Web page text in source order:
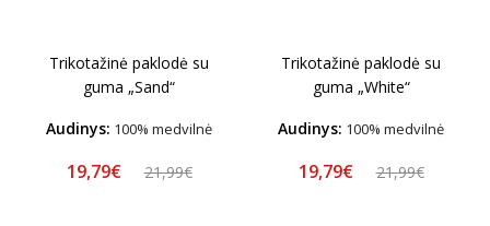
Trikotažinė paklodė su
guma „Sand“
Audinys: 100% medvilnė
19,79€ 21,99€
Trikotažinė paklodė su
guma „White“
Audinys: 100% medvilnė
19,79€ 21,99€